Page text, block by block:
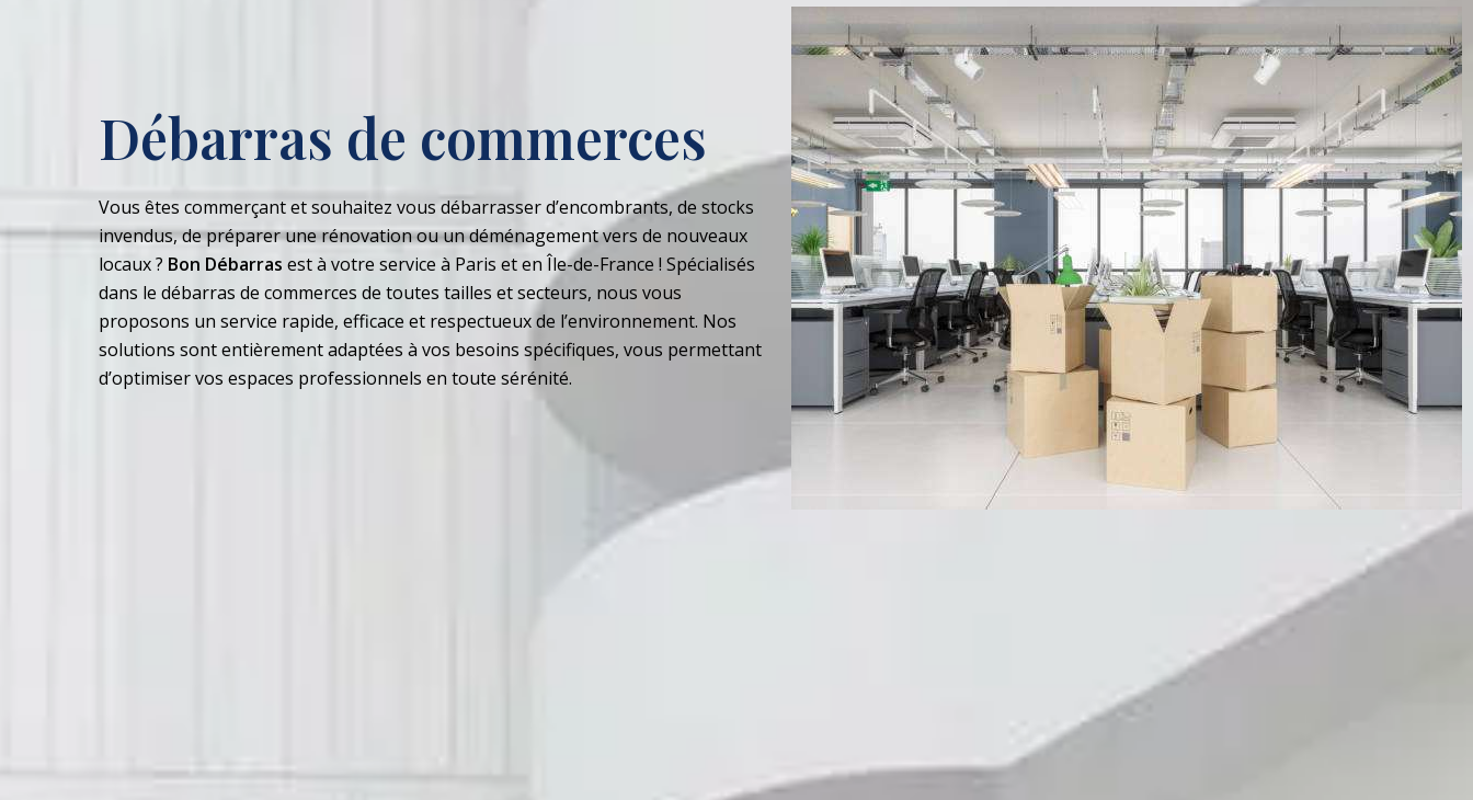
Débarras de commerces
Vous êtes commerçant et souhaitez vous débarrasser d’encombrants, de stocks
invendus, de préparer une rénovation ou un déménagement vers de nouveaux
locaux ? Bon Débarras est à votre service à Paris et en Île-de-France ! Spécialisés
dans le débarras de commerces de toutes tailles et secteurs, nous vous
proposons un service rapide, efficace et respectueux de l’environnement. Nos
solutions sont entièrement adaptées à vos besoins spécifiques, vous permettant
d’optimiser vos espaces professionnels en toute sérénité.